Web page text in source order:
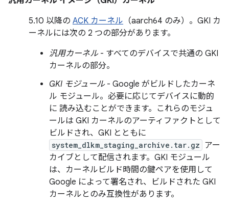
5.10 以降の ACK カーネル （aarch64 のみ）。GKI カ
ーネルには次の 2 つの部分があります。
汎用カーネル- すべてのデバイスで共通の GKI
カーネルの部分。
GKI モジュール- Google がビルドしたカーネ
ル モジュール。必要に応じてデバイスに動的
に 読み込むことができます。これらのモジュ
ールは GKI カーネルのアーティファクトとして
ビルドされ、GKI とともに
system_dlkm_staging_archive.tar.gz アー
カイブとして配信されます。GKI モジュール
は、カーネルビルド時間の鍵ペアを使用して
Google によって署名され、ビルドされた GKI
カーネルとのみ互換性があります。